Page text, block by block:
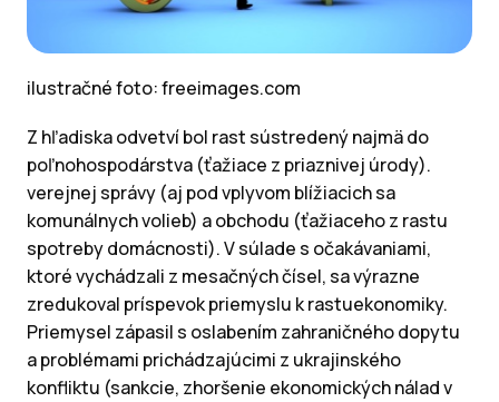
ilustračné foto: freeimages.com
Z hľadiska odvetví bol rast sústredený najmä do
poľnohospodárstva (ťažiace z priaznivej úrody).
verejnej správy (aj pod vplyvom blížiacich sa
komunálnych volieb) a obchodu (ťažiaceho z rastu
spotreby domácnosti). V súlade s očakávaniami,
ktoré vychádzali z mesačných čísel, sa výrazne
zredukoval príspevok priemyslu k rastuekonomiky.
Priemysel zápasil s oslabením zahraničného dopytu
a problémami prichádzajúcimi z ukrajinského
konfliktu (sankcie, zhoršenie ekonomických nálad v